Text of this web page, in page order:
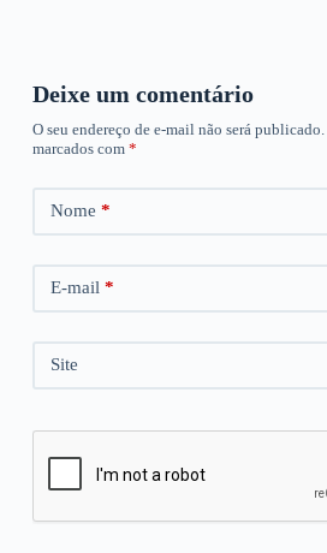
Deixe um comentário
O seu endereço de e-mail não será publicado.
marcados com *
Nome *
E-mail*
Site